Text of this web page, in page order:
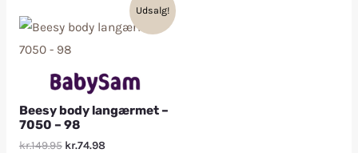
Udsalg!
Beesy body langærmet –
7050 – 98
kr.149.95 kr.74.98